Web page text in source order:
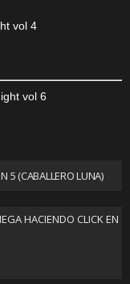
vol 4
vol 6
5 (CABALLERO LUNA)
HACIENDO CLICK EN